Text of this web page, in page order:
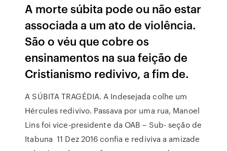
A morte súbita pode ou não estar
associada a um ato de violência.
São o véu que cobre os
ensinamentos na sua feição de
Cristianismo redivivo, a fim de.
A SÚBITA TRAGÉDIA. A Indesejada colhe um
Hércules redivivo. Passava por uma rua, Manoel
Lins foi vice-presidente da OAB – Sub- seção de
Itabuna 11 Dez 2016 confia e rediviva a amizade